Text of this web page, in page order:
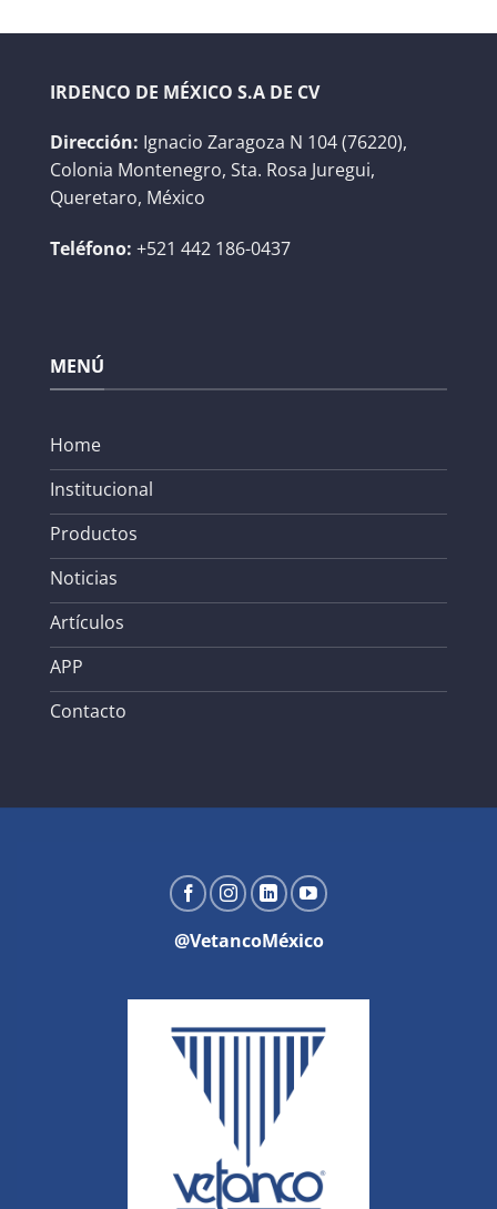
IRDENCO DE MÉXICO S.A DE CV
Dirección: Ignacio Zaragoza N 104 (76220),
Colonia Montenegro, Sta. Rosa Juregui,
Queretaro, México
Teléfono: +521 442 186-0437
MENÚ
Home
Institucional
Productos
Noticias
Artículos
APP
Contacto
@VetancoMéxico